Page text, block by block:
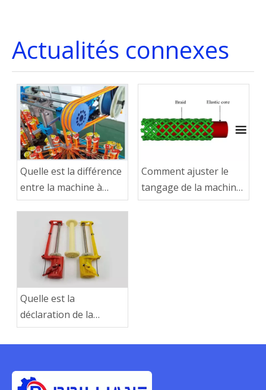
Actualités connexes
Quelle est la différence
entre la machine à
tresser à double
groupe et la machine à
tresser normale
Comment ajuster le
tangage de la machine
à tresser en corde et
Quelle est la
déclaration de la
broche dans la
machine à tresser?